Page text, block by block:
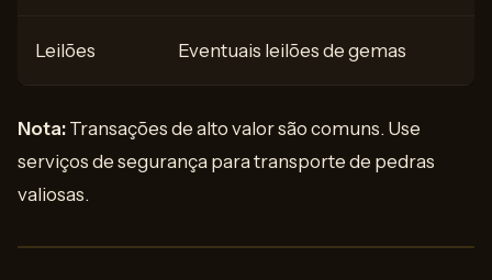
Leilões Eventuais leilões de gemas
Nota: Transações de alto valor são comuns. Use
serviços de segurança para transporte de pedras
valiosas.